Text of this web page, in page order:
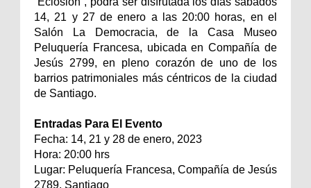
14, 21 y 27 de enero a las 20:00 horas, en el
Salón La Democracia, de la Casa Museo
Peluquería Francesa, ubicada en Compañía de
Jesús 2799, en pleno corazón de uno de los
barrios patrimoniales más céntricos de la ciudad
de Santiago.
Entradas Para El Evento
Fecha: 14, 21 y 28 de enero, 2023
Hora: 20:00 hrs
Lugar: Peluquería Francesa, Compañía de Jesús
2789, Santiago